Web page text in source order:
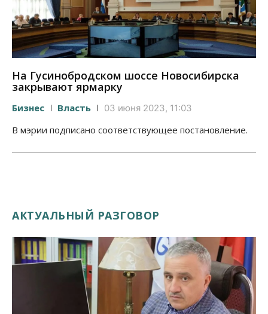
На Гусинобродском шоссе Новосибирска
закрывают ярмарку
Бизнес Власть 03 июня 2023, 11:03
В мэрии подписано соответствующее постановление.
АКТУАЛЬНЫЙ РАЗГОВОР